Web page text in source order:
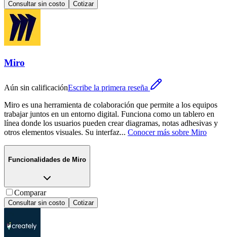
Consultar sin costo Cotizar
Miro
Aún sin calificaciónEscribe la primera reseña
Miro es una herramienta de colaboración que permite a los equipos
trabajar juntos en un entorno digital. Funciona como un tablero en
línea donde los usuarios pueden crear diagramas, notas adhesivas y
otros elementos visuales. Su interfaz... Conocer más sobre Miro
Funcionalidades de Miro
Comparar
Consultar sin costo Cotizar